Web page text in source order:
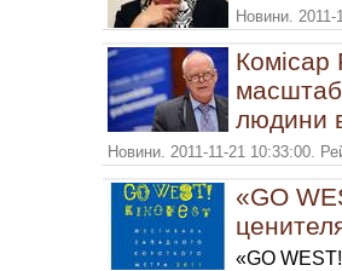
Новини.
Комісар
людини
Новини. 2011-11-21 10:33:00.
«GO
«GO